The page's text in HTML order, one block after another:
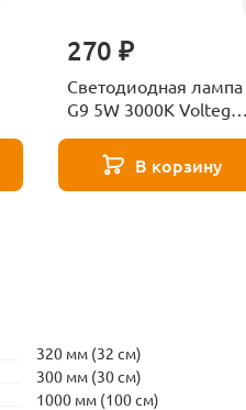
270 ₽
Светодиодная лампа
G9 5W 3000K Voltega
В корзину
320 мм (32 см)
300 мм (30 см)
1000 мм (100 см)
Фортуна любит